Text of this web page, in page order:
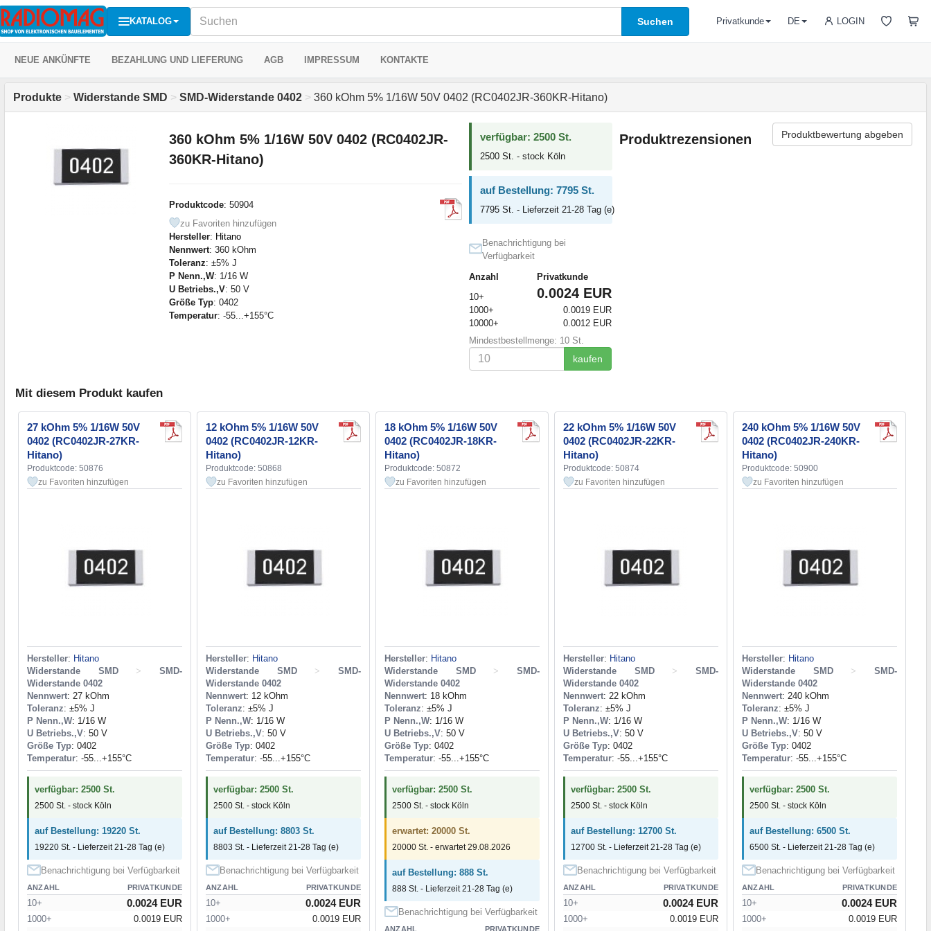
KATALOG Suchen LOGIN
Privatkunde DE
NEUE ANKÜNFTE BEZAHLUNG UND LIEFERUNG AGB IMPRESSUM KONTAKTE
Produkte > Widerstande SMD > SMD-Widerstande 0402 > 360 kOhm 5% 1/16W 50V 0402 (RC0402JR-360KR-Hitano)
360 kOhm 5% 1/16W 50V 0402 (RC0402JR-
360KR-Hitano)
Produktcode: 50904
zu Favoriten hinzufügen
Hersteller: Hitano
Nennwert: 360 kOhm
Toleranz: ±5% J
P Nenn.,W: 1/16 W
U Betriebs.,V: 50 V
Größe Typ: 0402
Temperatur: -55...+155°C
verfügbar: 2500 St.
2500 St. - stock Köln
auf Bestellung: 7795 St.
7795 St. - Lieferzeit 21-28 Tag (e)
Benachrichtigung bei
Verfügbarkeit
Anzahl
Privatkunde
10+
0.0024 EUR
1000+
0.0019 EUR
10000+
0.0012 EUR
Mindestbestellmenge: 10 St.
kaufen
Produktrezensionen Produktbewertung abgeben
Mit diesem Produkt kaufen
27 kOhm 5% 1/16W 50V
0402 (RC0402JR-27KR-
Hitano)
Produktcode: 50876
zu Favoriten hinzufügen
Hersteller: Hitano
Widerstande SMD
>
SMD-
Widerstande 0402
Nennwert: 27 kOhm
Toleranz: ±5% J
P Nenn.,W: 1/16 W
U Betriebs.,V: 50 V
Größe Typ: 0402
Temperatur: -55...+155°C
verfügbar: 2500 St.
2500 St. - stock Köln
auf Bestellung: 19220 St.
19220 St. - Lieferzeit 21-28 Tag (e)
Benachrichtigung bei Verfügbarkeit
ANZAHL PRIVATKUNDE
10+ 0.0024 EUR
1000+
0.0019 EUR
12 kOhm 5% 1/16W 50V
0402 (RC0402JR-12KR-
Hitano)
Produktcode: 50868
zu Favoriten hinzufügen
Hersteller: Hitano
Widerstande SMD
>
SMD-
Widerstande 0402
Nennwert: 12 kOhm
Toleranz: ±5% J
P Nenn.,W: 1/16 W
U Betriebs.,V: 50 V
Größe Typ: 0402
Temperatur: -55...+155°C
verfügbar: 2500 St.
2500 St. - stock Köln
auf Bestellung: 8803 St.
8803 St. - Lieferzeit 21-28 Tag (e)
Benachrichtigung bei Verfügbarkeit
ANZAHL PRIVATKUNDE
10+ 0.0024 EUR
1000+
0.0019 EUR
18 kOhm 5% 1/16W 50V
0402 (RC0402JR-18KR-
Hitano)
Produktcode: 50872
zu Favoriten hinzufügen
Hersteller: Hitano
Widerstande SMD
>
SMD-
Widerstande 0402
Nennwert: 18 kOhm
Toleranz: ±5% J
P Nenn.,W: 1/16 W
U Betriebs.,V: 50 V
Größe Typ: 0402
Temperatur: -55...+155°C
verfügbar: 2500 St.
2500 St. - stock Köln
erwartet: 20000 St.
20000 St. - erwartet 29.08.2026
auf Bestellung: 888 St.
888 St. - Lieferzeit 21-28 Tag (e)
Benachrichtigung bei Verfügbarkeit
ANZAHL PRIVATKUNDE
22 kOhm 5% 1/16W 50V
0402 (RC0402JR-22KR-
Hitano)
Produktcode: 50874
zu Favoriten hinzufügen
Hersteller: Hitano
Widerstande SMD
>
SMD-
Widerstande 0402
Nennwert: 22 kOhm
Toleranz: ±5% J
P Nenn.,W: 1/16 W
U Betriebs.,V: 50 V
Größe Typ: 0402
Temperatur: -55...+155°C
verfügbar: 2500 St.
2500 St. - stock Köln
auf Bestellung: 12700 St.
12700 St. - Lieferzeit 21-28 Tag (e)
Benachrichtigung bei Verfügbarkeit
ANZAHL PRIVATKUNDE
10+ 0.0024 EUR
1000+
0.0019 EUR
240 kOhm 5% 1/16W 50V
0402 (RC0402JR-240KR-
Hitano)
Produktcode: 50900
zu Favoriten hinzufügen
Hersteller: Hitano
Widerstande SMD
>
SMD-
Widerstande 0402
Nennwert: 240 kOhm
Toleranz: ±5% J
P Nenn.,W: 1/16 W
U Betriebs.,V: 50 V
Größe Typ: 0402
Temperatur: -55...+155°C
verfügbar: 2500 St.
2500 St. - stock Köln
auf Bestellung: 6500 St.
6500 St. - Lieferzeit 21-28 Tag (e)
Benachrichtigung bei Verfügbarkeit
ANZAHL PRIVATKUNDE
10+ 0.0024 EUR
1000+
0.0019 EUR